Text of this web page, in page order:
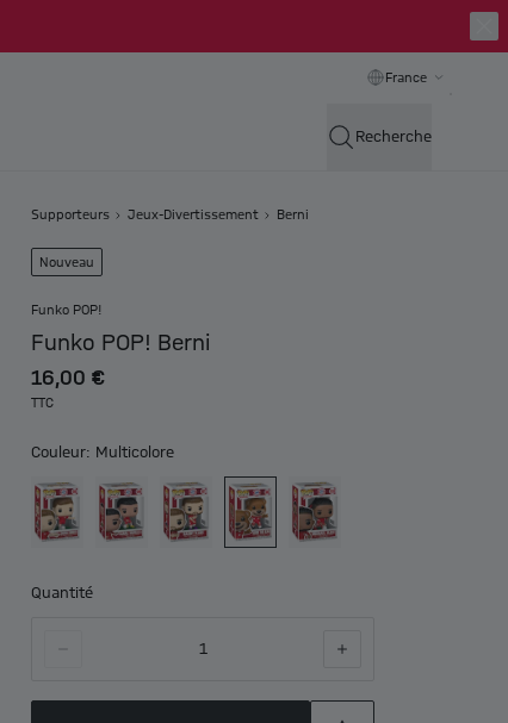
France
Recherche
Supporteurs Jeux-Divertissement Berni
Nouveau
Funko POP!
Funko POP! Berni
16,00 €
TTC
Couleur: Multicolore
Quantité
1